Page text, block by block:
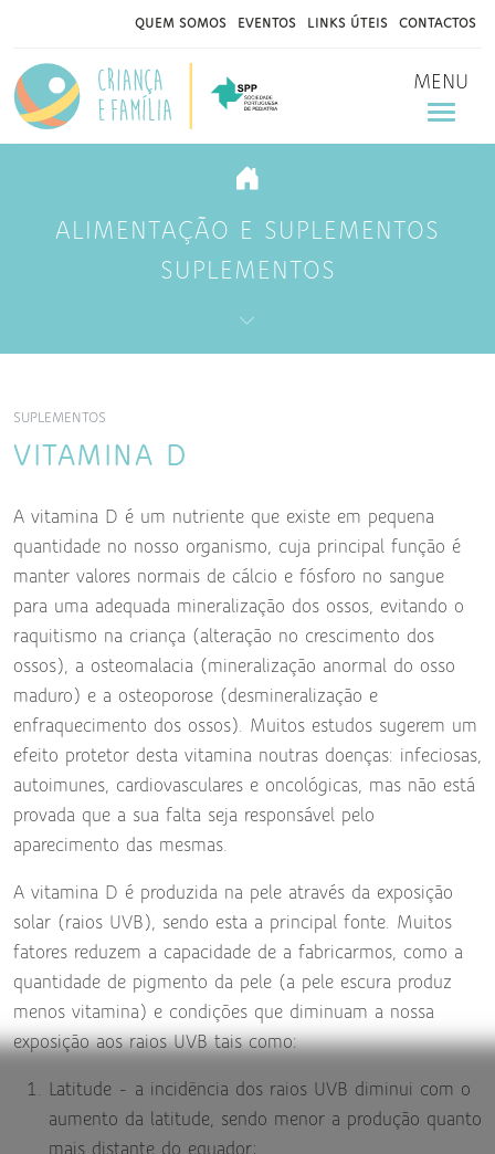
QUEM SOMOS EVENTOS LINKS ÚTEIS CONTACTOS
MENU
ALIMENTAÇÃO E SUPLEMENTOS
SUPLEMENTOS
SUPLEMENTOS
VITAMINA D
A vitamina D é um nutriente que existe em pequena
quantidade no nosso organismo, cuja principal função é
manter valores normais de cálcio e fósforo no sangue
para uma adequada mineralização dos ossos, evitando o
raquitismo na criança (alteração no crescimento dos
ossos), a osteomalacia (mineralização anormal do osso
maduro) e a osteoporose (desmineralização e
enfraquecimento dos ossos). Muitos estudos sugerem um
efeito protetor desta vitamina noutras doenças: infeciosas,
autoimunes, cardiovasculares e oncológicas, mas não está
provada que a sua falta seja responsável pelo
aparecimento das mesmas.
A vitamina D é produzida na pele através da exposição
solar (raios UVB), sendo esta a principal fonte. Muitos
fatores reduzem a capacidade de a fabricarmos, como a
quantidade de pigmento da pele (a pele escura produz
menos vitamina) e condições que diminuam a nossa
exposição aos raios UVB tais como:
Latitude - a incidência dos raios UVB diminui com o
aumento da latitude, sendo menor a produção quanto